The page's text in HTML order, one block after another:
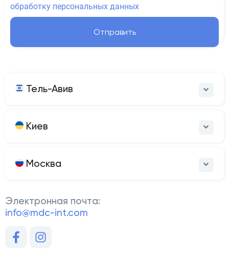
обработку персональных данных
Отправить
Тель-Авив
Киев
Москва
Электронная почта:
info@mdc-int.com